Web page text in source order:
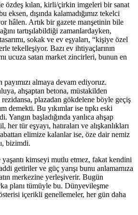
özdeş kılan, kirli/çirkin imgeleri bir sanat
eksen, dışında kalamadığımız tekelci
hâlen. Artık bir gazete manşetinin bile
tartışılabildiği zamanlardayken,
sokak ve ev eşyaları, “kişiye özel
tekelleşiyor. Bazı ev ihtiyaçlarının
ucuza satan market zincirleri, bunun en
payımızı almaya devam ediyoruz.
ahşaptan betona, müstakilden
plazadan gökdelene böyle geçiş
demekti. Bu yıkımlar ise tıpkı eski
Yangın başladığında yanlıca ahşap
her tür eşyayı, hatıraları ve alışkanlıkları
elimize kalanlar ise, öze dair nemiz
bizimdi.
kimseyi mutlu etmez, fakat kendini
getiriler ve güç yarışı bunu anlamamıza
merkezine yerleşiverir. Bugün
planı tümüyle bu. Dünyevileşme
içerikli genellemeler, her gün daha